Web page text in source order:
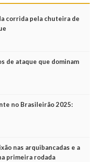
corrida pela chuteira de
de ataque que dominam
no Brasileirão 2025:
nas arquibancadas e a
primeira rodada